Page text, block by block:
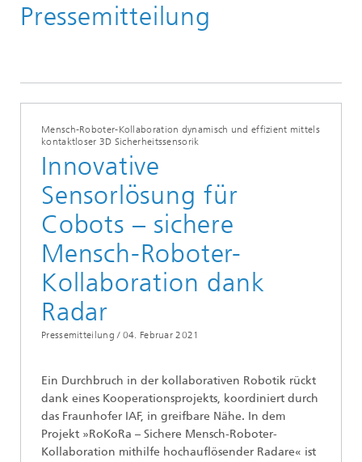
Pressemitteilung
Mensch-Roboter-Kollaboration dynamisch und effizient mittels
kontaktloser 3D Sicherheitssensorik
Innovative
Sensorlösung für
Cobots – sichere
Mensch-Roboter-
Kollaboration dank
Radar
Pressemitteilung / 04. Februar 2021
Ein Durchbruch in der kollaborativen Robotik rückt
dank eines Kooperationsprojekts, koordiniert durch
das Fraunhofer IAF, in greifbare Nähe. In dem
Projekt »RoKoRa – Sichere Mensch-Roboter-
Kollaboration mithilfe hochauflösender Radare« ist